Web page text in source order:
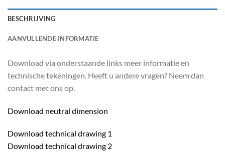
BESCHRIJVING
AANVULLENDE INFORMATIE
Download via onderstaande links meer informatie en
technische tekeningen. Heeft u andere vragen? Neem dan
contact met ons op.
Download neutral dimension
Download technical drawing 1
Download technical drawing 2